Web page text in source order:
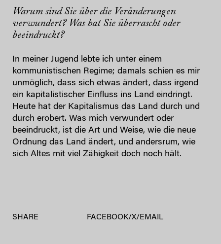
Warum sind Sie über die Veränderungen
verwundert? Was hat Sie überrascht oder
beeindruckt?
In meiner Jugend lebte ich unter einem
kommunistischen Regime; damals schien es mir
unmöglich, dass sich etwas ändert, dass irgend
ein kapitalistischer Einfluss ins Land eindringt.
Heute hat der Kapitalismus das Land durch und
durch erobert. Was mich verwundert oder
beeindruckt, ist die Art und Weise, wie die neue
Ordnung das Land ändert, und andersrum, wie
sich Altes mit viel Zähigkeit doch noch hält.
SHARE FACEBOOK/X/ EMAIL